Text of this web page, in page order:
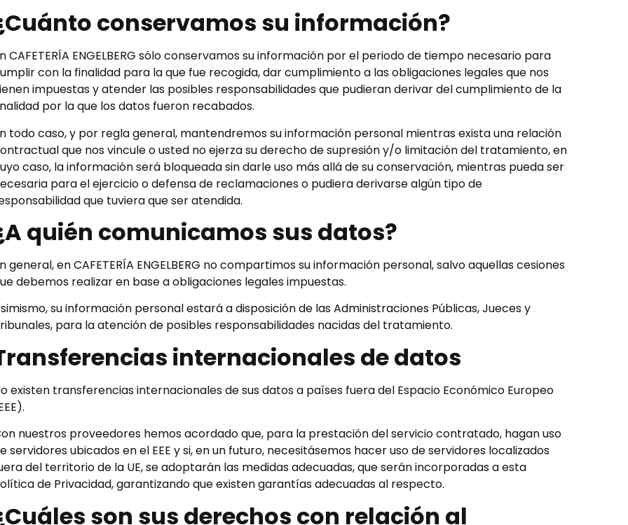
conservamos su información?
CAFETERÍA ENGELBERG sólo conservamos su información por el periodo de tiempo necesario para
con la finalidad para la que fue recogida, dar cumplimiento a las obligaciones legales que nos
impuestas y atender las posibles responsabilidades que pudieran derivar del cumplimiento de la
por la que los datos fueron recabados.
todo caso, y por regla general, mantendremos su información personal mientras exista una relación
que nos vincule o usted no ejerza su derecho de supresión y/o limitación del tratamiento, en
caso, la información será bloqueada sin darle uso más allá de su conservación, mientras pueda ser
para el ejercicio o defensa de reclamaciones o pudiera derivarse algún tipo de
que tuviera que ser atendida.
quién comunicamos sus datos?
general, en CAFETERÍA ENGELBERG no compartimos su información personal, salvo aquellas cesiones
debemos realizar en base a obligaciones legales impuestas.
su información personal estará a disposición de las Administraciones Públicas, Jueces y
para la atención de posibles responsabilidades nacidas del tratamiento.
internacionales de datos
existen transferencias internacionales de sus datos a países fuera del Espacio Económico Europeo
nuestros proveedores hemos acordado que, para la prestación del servicio contratado, hagan uso
servidores ubicados en el EEE y si, en un futuro, necesitásemos hacer uso de servidores localizados
del territorio de la UE, se adoptarán las medidas adecuadas, que serán incorporadas a esta
de Privacidad, garantizando que existen garantías adecuadas al respecto.
son sus derechos con relación al